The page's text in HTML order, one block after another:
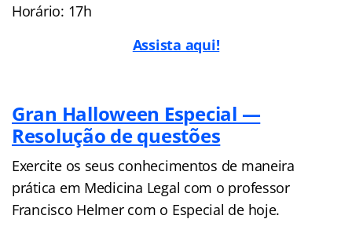
Horário: 17h
Assista aqui!
Gran Halloween Especial —
Resolução de questões
Exercite os seus conhecimentos de maneira
prática em Medicina Legal com o professor
Francisco Helmer com o Especial de hoje.